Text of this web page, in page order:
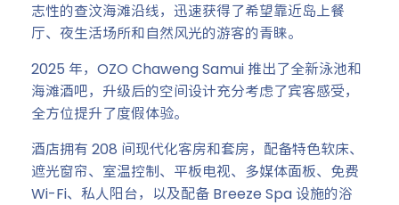
志性的查汶海滩沿线，迅速获得了希望靠近岛上餐
厅、夜生活场所和自然风光的游客的青睐。
2025 年，OZO Chaweng Samui 推出了全新泳池和
海滩酒吧，升级后的空间设计充分考虑了宾客感受，
全方位提升了度假体验。
酒店拥有 208 间现代化客房和套房，配备特色软床、
遮光窗帘、室温控制、平板电视、多媒体面板、免费
Wi-Fi、私人阳台，以及配备 Breeze Spa 设施的浴